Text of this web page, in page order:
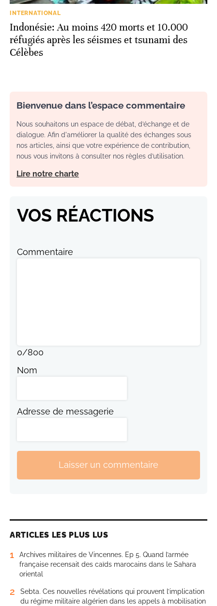
INTERNATIONAL
Indonésie: Au moins 420 morts et 10.000
réfugiés après les séismes et tsunami des
Célèbes
Bienvenue dans l’espace commentaire
Nous souhaitons un espace de débat, d’échange et de
dialogue. Afin d'améliorer la qualité des échanges sous
nos articles, ainsi que votre expérience de contribution,
nous vous invitons à consulter nos règles d’utilisation.
Lire notre charte
VOS RÉACTIONS
Commentaire
0/800
Nom
Adresse de messagerie
Laisser un commentaire
ARTICLES LES PLUS LUS
1
Archives militaires de Vincennes. Ep 5. Quand l’armée
française recensait des caïds marocains dans le Sahara
oriental
2
Sebta. Ces nouvelles révélations qui prouvent l’implication
du régime militaire algérien dans les appels à mobilisation